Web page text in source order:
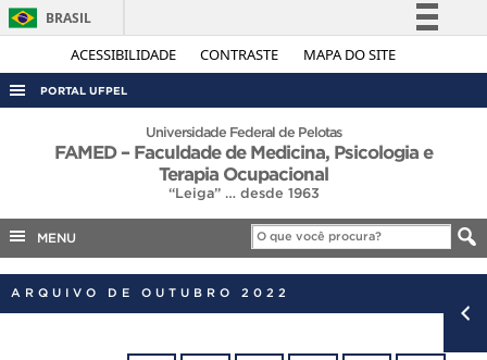
ACESSIBILIDADE CONTRASTE MAPA DO SITE
BRASIL
Simplifique!
Acesso à informação
Legislação
Canais
PORTAL UFPEL
ACESSO À INFORMAÇÃO
CONCURSOS
EDITAIS
INTERNACIONAL
Universidade Federal de Pelotas
FAMED – Faculdade de Medicina, Psicologia e
Terapia Ocupacional
“Leiga” … desde 1963
MENU
ARQUIVO DE OUTUBRO 2022